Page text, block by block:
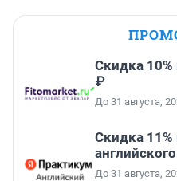
Скидка 10%
₽
До 31 августа,
Скидка 11%
английского
До 31 августа,